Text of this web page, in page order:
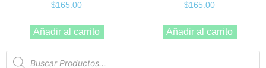
$165.00
Añadir al carrito
$165.00
Añadir al carrito